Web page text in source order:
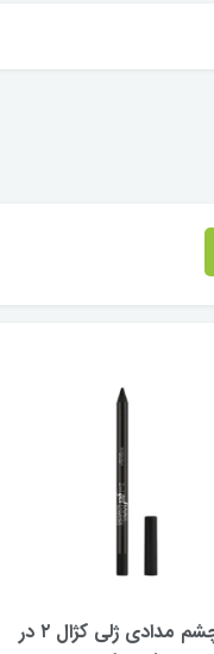
خط چشم مدادی ژلی کژال ۲ در